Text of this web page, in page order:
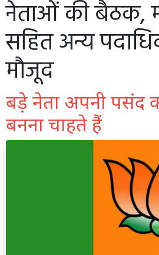
नेताओं की बैठक,
सहित अन्य
मौजूद
बड़े नेता अपनी पसंद
बनना चाहते हैं